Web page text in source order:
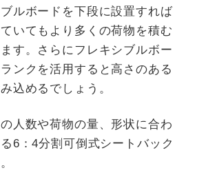
ルボードを下段に設置すれば
いてもより多くの荷物を積む
す。さらにフレキシブルボー
ンクを活用すると高さのある
込めるでしょう。
人数や荷物の量、形状に合わ
6：4分割可倒式シートバック